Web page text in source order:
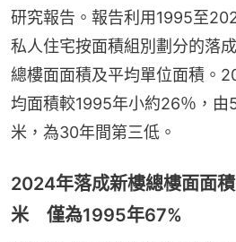
研究報告。報告利用1995至
私人住宅按面積組別劃分的落
總樓面面積及平均單位面積。
均面積較1995年小約26％，由
米，為30年間第三低。
2024年落成新樓總樓面面
米 僅為1995年67%